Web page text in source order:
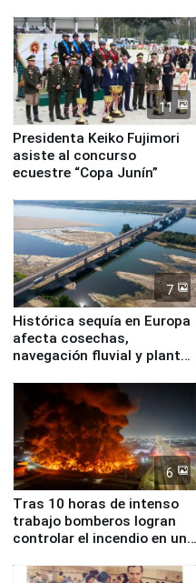
11
Presidenta Keiko Fujimori
asiste al concurso
ecuestre “Copa Junín”
7
Histórica sequía en Europa
afecta cosechas,
navegación fluvial y plantas
6
Tras 10 horas de intenso
trabajo bomberos logran
controlar el incendio en una
de Chile